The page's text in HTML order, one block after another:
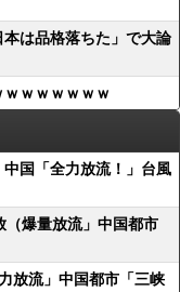
本は品格落ちた」で大論
ｗｗｗｗｗｗｗ
国「全力放流！」台風
（爆量放流」中国都市
放流」中国都市「三峡